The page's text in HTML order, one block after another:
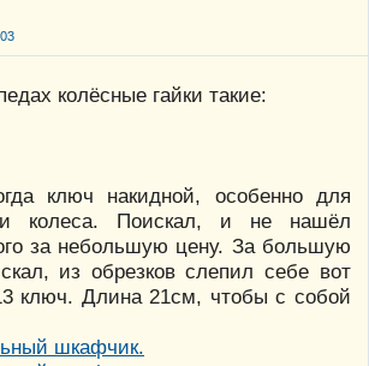
колёсные гайки такие:
ключ накидной, особенно для
колеса. Поискал, и не нашёл
за небольшую цену. За большую
из обрезков слепил себе вот
ключ. Длина 21см, чтобы с собой